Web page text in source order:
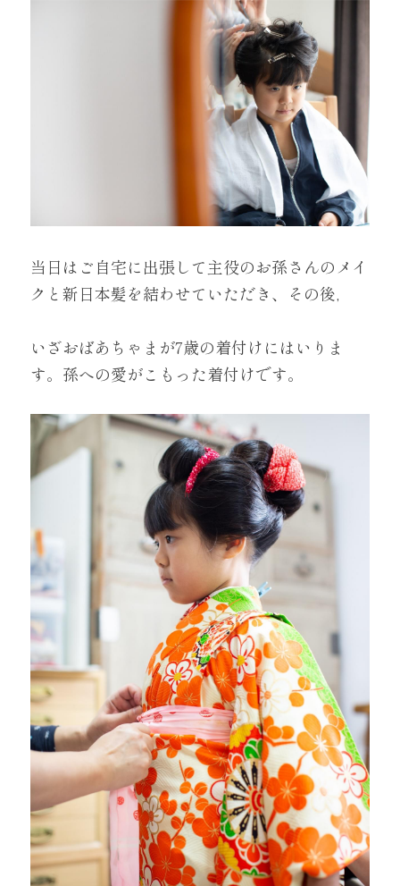
当日はご自宅に出張して主役のお孫さんのメイ
クと新日本髪を結わせていただき、その後,
いざおばあちゃまが7歳の着付けにはいりま
す。孫への愛がこもった着付けです。